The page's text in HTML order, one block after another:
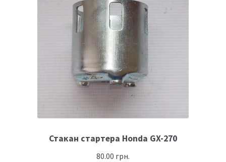
Стакан стартера Honda GX-270
80.00 грн.